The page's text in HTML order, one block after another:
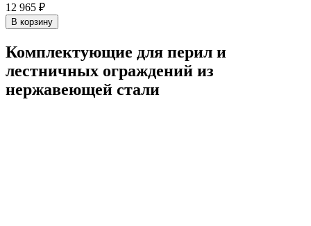
12 965 ₽
В корзину
Комплектующие для перил и
лестничных ограждений из
нержавеющей стали